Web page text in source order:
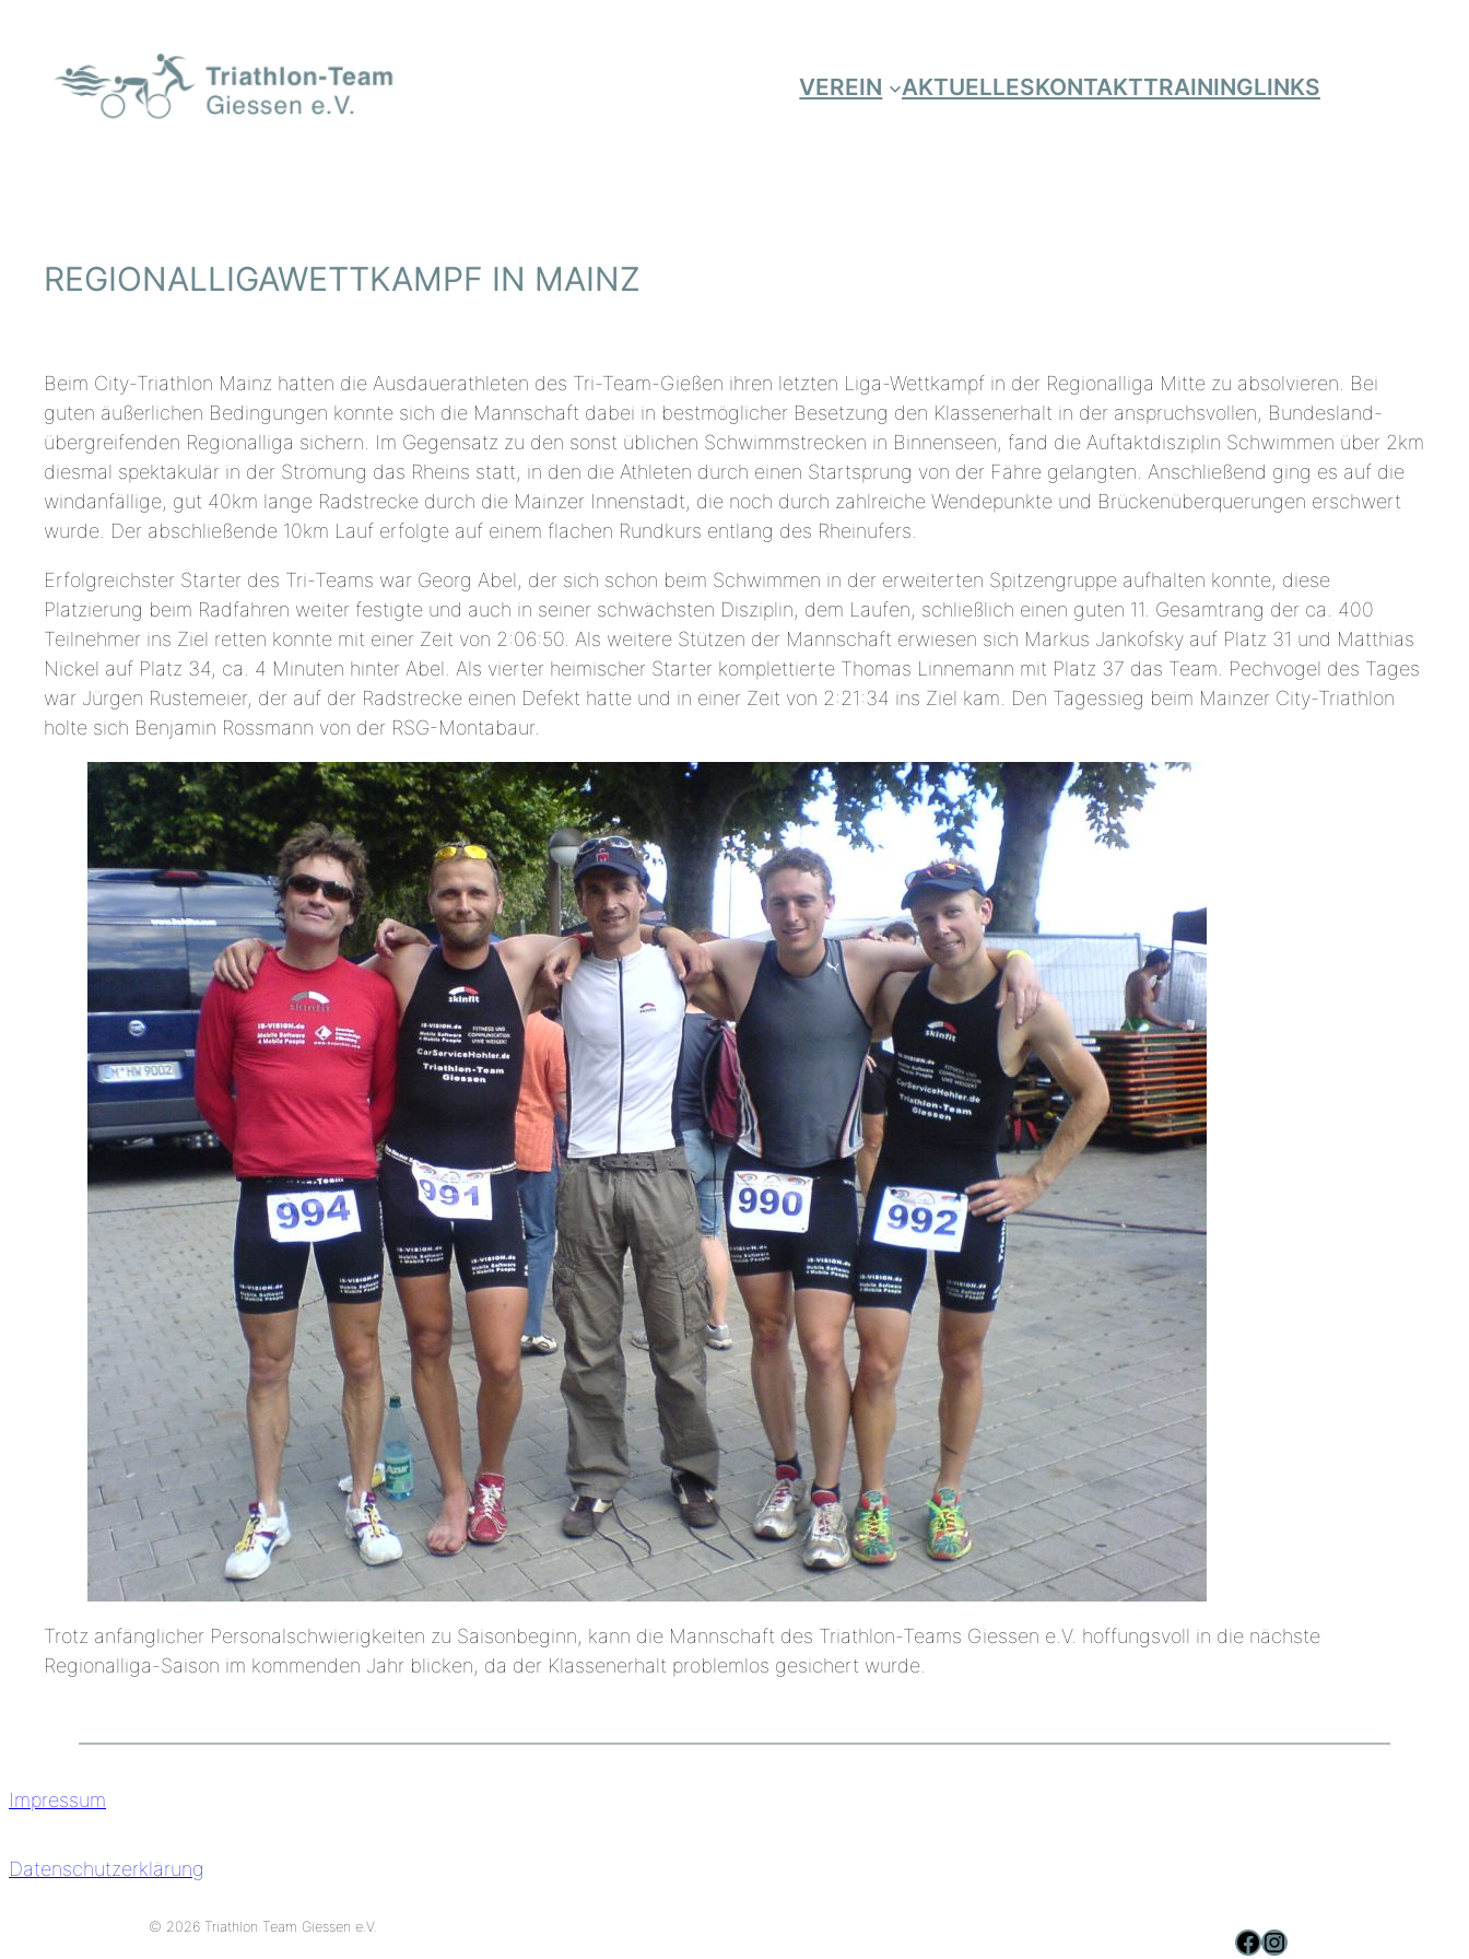
springen
VEREIN AKTUELLESKONTAKTTRAININGLINKS
REGIONALLIGAWETTKAMPF IN MAINZ
Beim City-Triathlon Mainz hatten die Ausdauerathleten des Tri-Team-Gießen ihren letzten Liga-Wettkampf in der Regionalliga Mitte zu absolvieren. Bei
guten äußerlichen Bedingungen konnte sich die Mannschaft dabei in bestmöglicher Besetzung den Klassenerhalt in der anspruchsvollen, Bundesland-
übergreifenden Regionalliga sichern. Im Gegensatz zu den sonst üblichen Schwimmstrecken in Binnenseen, fand die Auftaktdisziplin Schwimmen über 2km
diesmal spektakulär in der Strömung das Rheins statt, in den die Athleten durch einen Startsprung von der Fähre gelangten. Anschließend ging es auf die
windanfällige, gut 40km lange Radstrecke durch die Mainzer Innenstadt, die noch durch zahlreiche Wendepunkte und Brückenüberquerungen erschwert
wurde. Der abschließende 10km Lauf erfolgte auf einem flachen Rundkurs entlang des Rheinufers.
Erfolgreichster Starter des Tri-Teams war Georg Abel, der sich schon beim Schwimmen in der erweiterten Spitzengruppe aufhalten konnte, diese
Platzierung beim Radfahren weiter festigte und auch in seiner schwächsten Disziplin, dem Laufen, schließlich einen guten 11. Gesamtrang der ca. 400
Teilnehmer ins Ziel retten konnte mit einer Zeit von 2:06:50. Als weitere Stützen der Mannschaft erwiesen sich Markus Jankofsky auf Platz 31 und Matthias
Nickel auf Platz 34, ca. 4 Minuten hinter Abel. Als vierter heimischer Starter komplettierte Thomas Linnemann mit Platz 37 das Team. Pechvogel des Tages
war Jürgen Rustemeier, der auf der Radstrecke einen Defekt hatte und in einer Zeit von 2:21:34 ins Ziel kam. Den Tagessieg beim Mainzer City-Triathlon
holte sich Benjamin Rossmann von der RSG-Montabaur.
Trotz anfänglicher Personalschwierigkeiten zu Saisonbeginn, kann die Mannschaft des Triathlon-Teams Giessen e.V. hoffungsvoll in die nächste
Regionalliga-Saison im kommenden Jahr blicken, da der Klassenerhalt problemlos gesichert wurde.
Impressum
Datenschutzerklärung
© 2026 Triathlon Team Giessen e.V. facebook instagram